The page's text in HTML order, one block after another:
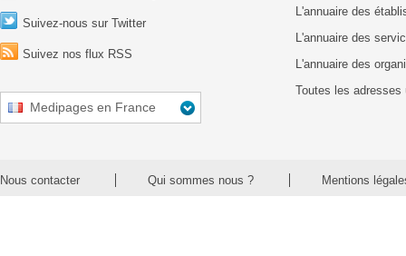
Suivez-nous sur Twitter
Suivez nos flux RSS
Medipages en France
L'annuaire des
L'annuaire des
L'annuaire des
Toutes les adresses
Nous contacter Qui sommes nous ? Mentions